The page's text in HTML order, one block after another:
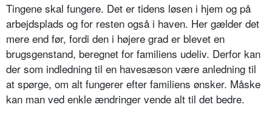
Tingene skal fungere. Det er tidens løsen i hjem og på
arbejdsplads og for resten også i haven. Her gælder det
mere end før, fordi den i højere grad er blevet en
brugsgenstand, beregnet for familiens udeliv. Derfor kan
der som indledning til en havesæson være anledning til
at spørge, om alt fungerer efter familiens ønsker. Måske
kan man ved enkle ændringer vende alt til det bedre.